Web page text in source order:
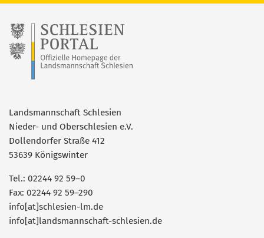
Landsmannschaft Schlesien
Nieder- und Oberschlesien e.V.
Dollendorfer Straße 412
53639 Königswinter
Tel.: 02244 92 59–0
Fax: 02244 92 59–290
info[at]schlesien-lm.de
info[at]landsmannschaft-schlesien.de